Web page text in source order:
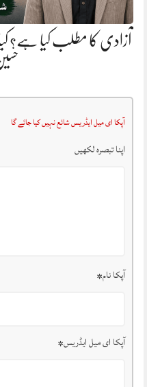
آزادی کا مطلب کیا ہے؟ کیا
آپکا ای میل ایڈریس شائع نہیں کیا جائے گا
اپنا تبصرہ لکھیں
آپکا نام*
آپکا ای میل ایڈریس*